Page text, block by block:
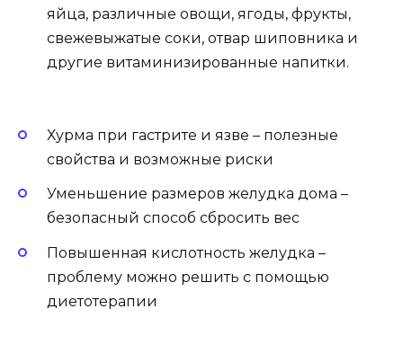
яйца, различные овощи, ягоды, фрукты,
свежевыжатые соки, отвар шиповника и
другие витаминизированные напитки.
Хурма при гастрите и язве – полезные
свойства и возможные риски
Уменьшение размеров желудка дома –
безопасный способ сбросить вес
Повышенная кислотность желудка –
проблему можно решить с помощью
диетотерапии